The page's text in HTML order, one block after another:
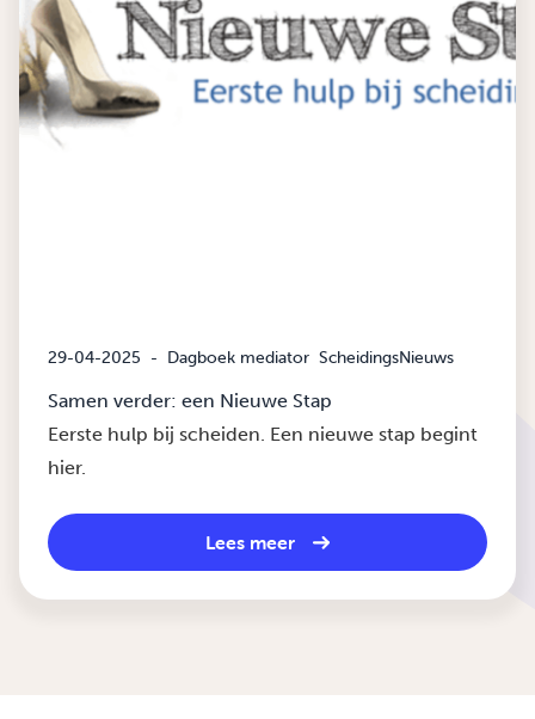
29-04-2025 - Dagboek mediator ScheidingsNieuws
Samen verder: een Nieuwe Stap
Eerste hulp bij scheiden. Een nieuwe stap begint
hier.
Lees meer